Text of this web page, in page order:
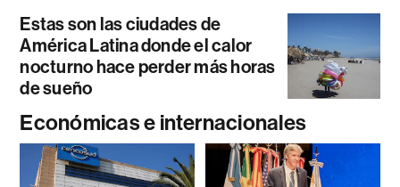
Estas son las ciudades de
América Latina donde el calor
nocturno hace perder más horas
de sueño
Económicas e internacionales